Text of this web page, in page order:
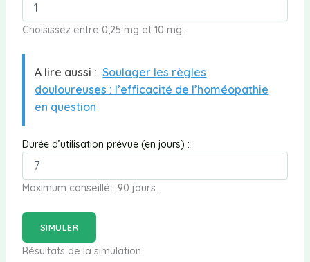
Choisissez entre 0,25 mg et 10 mg.
A lire aussi : Soulager les règles
douloureuses : l’efficacité de l’homéopathie
en question
Durée d’utilisation prévue (en jours) :
Maximum conseillé : 90 jours.
SIMULER
Résultats de la simulation